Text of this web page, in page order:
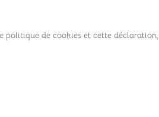
politique de cookies et cette